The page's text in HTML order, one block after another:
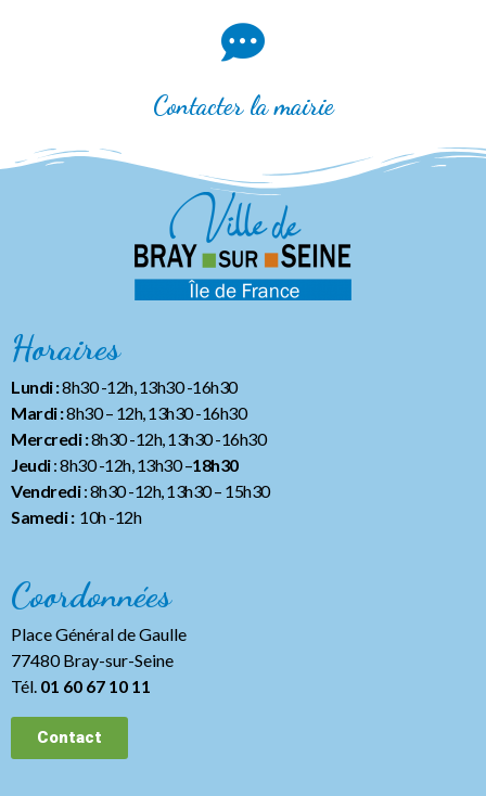
Contacter la mairie
Horaires
Lundi :8h30 -12h, 13h30 -16h30
Mardi :8h30 – 12h, 13h30 -16h30
Mercredi :8h30 -12h, 13h30 -16h30
Jeudi: 8h30 -12h, 13h30 –18h30
Vendredi: 8h30 -12h, 13h30– 15h30
Samedi :10h -12h
Coordonnées
Place Général de Gaulle
77480 Bray-sur-Seine
Tél. 01 60 67 10 11
Contact